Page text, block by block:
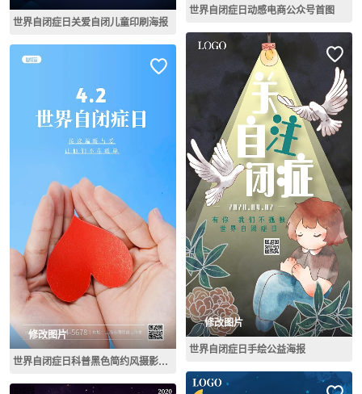
世界自闭症日关爱自闭儿童印刷海报
修改图片
世界自闭症日科普黑色简约风摄影图海报
世界自闭症日动感电商公众号首图
修改图片
世界自闭症日手绘公益海报